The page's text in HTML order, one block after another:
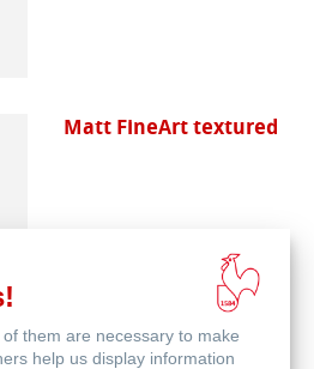
Matt FineArt textured
Canvas FineArt
them are necessary to make
help us display information